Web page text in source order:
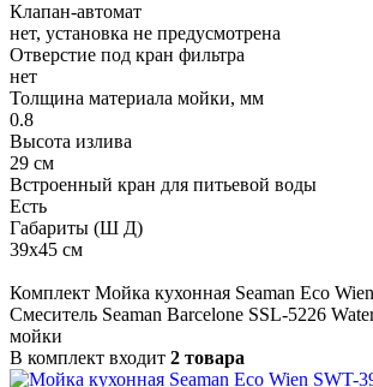
Клапан-автомат
нет, установка не предусмотрена
Отверстие под кран фильтра
нет
Толщина материала мойки, мм
0.8
Высота излива
29 см
Встроенный кран для питьевой воды
Есть
Габариты (Ш Д)
39x45 см
Комплект Мойка кухонная Seaman Eco
Смеситель Seaman Barcelone SSL-5226
мойки
В комплект входит 2 товара